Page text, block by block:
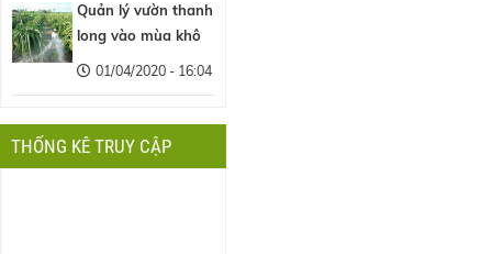
Quản lý vườn thanh
long vào mùa khô
01/04/2020 - 16:04
THỐNG KÊ TRUY CẬP